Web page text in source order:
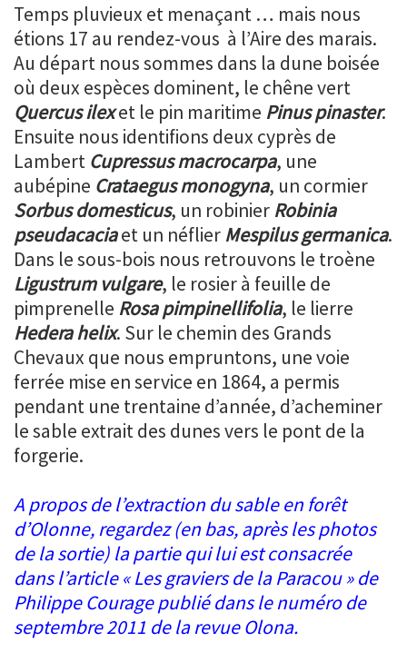
Temps pluvieux et menaçant … mais nous
étions 17 au rendez-vous à l’Aire des marais.
Au départ nous sommes dans la dune boisée
où deux espèces dominent, le chêne vert
Quercus ilexet le pin maritime Pinus pinaster.
Ensuite nous identifions deux cyprès de
Lambert Cupressus macrocarpa, une
aubépine Crataegus monogyna, un cormier
Sorbus domesticus, un robinier Robinia
pseudacaciaet un néflier Mespilus germanica.
Dans le sous-bois nous retrouvons le troène
Ligustrum vulgare, le rosier à feuille de
pimprenelle Rosa pimpinellifolia, le lierre
Hedera helix. Sur le chemin des Grands
Chevaux que nous empruntons, une voie
ferrée mise en service en 1864, a permis
pendant une trentaine d’année, d’acheminer
le sable extrait des dunes vers le pont de la
forgerie.
A propos de l’extraction du sable en forêt
d’Olonne, regardez (en bas, après les photos
de la sortie) la partie qui lui est consacrée
dans l’article « Les graviers de la Paracou » de
Philippe Courage publié dans le numéro de
septembre 2011 de la revue Olona.